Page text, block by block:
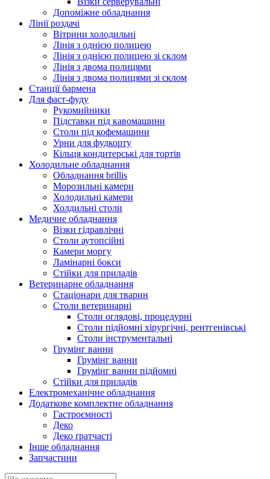
Допоміжне обладнання
Лінії роздачі
Вітрини холодильні
Лінія з однією полицею
Лінія з однією полицею зі склом
Лінія з двома полицями
Лінія з двома полицями зі склом
Станції бармена
Для фаст-фуду
Рукомийники
Підставки під кавомашини
Столи під кофемашини
Урни для фудкорту
Кільця кондитерські для тортів
Холодильне обладнання
Обладнання brillis
Морозильні камери
Холодильні камери
Холдильні столи
Медичне обладнання
Візки гідравлічні
Столи аутопсійні
Камери моргу
Ламінарні бокси
Стійки для приладів
Ветеринарне обладнання
Стаціонари для тварин
Столи ветеринарні
Столи оглядові, процедурні
Столи підйомні хірургічні, рентгенівські
Столи інструментальні
Грумінг ванни
Грумінг ванни
Грумінг ванни підйомні
Стійки для приладів
Електромеханічне обладнання
Додаткове комплектне обладнання
Гастроємності
Деко
Деко ґратчасті
Інше обладнання
Запчастини